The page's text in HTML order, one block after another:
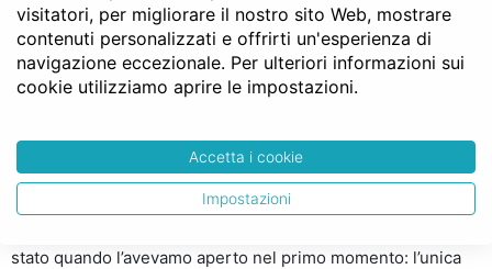
l’iter si farebbe naturalmente più lungo, ma non di rado la
convenienza è tale da giustificare un po’ di pazienza.
Naturalmente molto dipende dalla differenza tra i tassi
applicati al momento in cui abbiamo aperto il mutuo e i nuovi
convenienza. La banca o le banche cui ci rivolgeremo
valuteranno se accettare il nostro mutuo e a quali tassi: a
questo punto potremo liberamente decidere se accettare o
meno l’offerta. In caso disurrogadel mutuo è necessario
stato quando l’avevamo aperto nel primo momento: l’unica
visitatori, per migliorare il nostro sito Web, mostrare
contenuti personalizzati e offrirti un'esperienza di
navigazione eccezionale. Per ulteriori informazioni sui
cookie utilizziamo aprire le impostazioni.
Accetta i cookie
Impostazioni